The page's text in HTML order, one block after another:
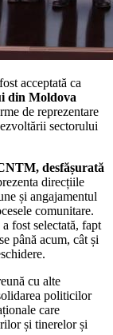
acceptată ca
din Moldova
de reprezentare
sectorului
desfășurată
direcțiile
și angajamentul
comunitare.
fost selectată, fapt
până acum, cât și
cu alte
politicilor
care
și tinerelor și